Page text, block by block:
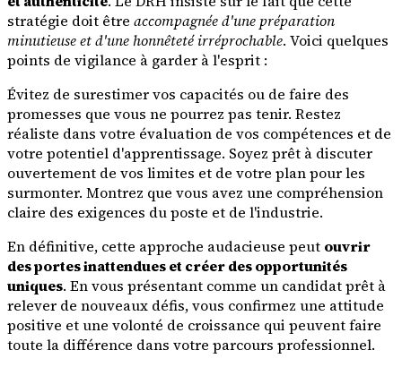
stratégie doit être accompagnée d'une préparation
minutieuse et d'une honnêteté irréprochable. Voici quelques
points de vigilance à garder à l'esprit :
Évitez de surestimer vos capacités ou de faire des
promesses que vous ne pourrez pas tenir. Restez
réaliste dans votre évaluation de vos compétences et de
votre potentiel d'apprentissage. Soyez prêt à discuter
ouvertement de vos limites et de votre plan pour les
surmonter. Montrez que vous avez une compréhension
claire des exigences du poste et de l'industrie.
En définitive, cette approche audacieuse peut ouvrir
des portes inattendues et créer des opportunités
uniques. En vous présentant comme un candidat prêt à
relever de nouveaux défis, vous confirmez une attitude
positive et une volonté de croissance qui peuvent faire
toute la différence dans votre parcours professionnel.